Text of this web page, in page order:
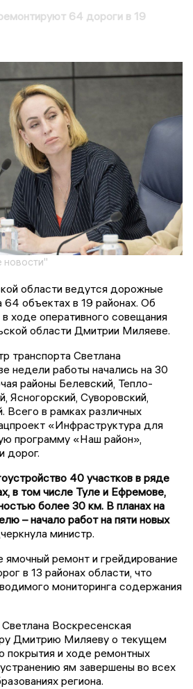
64 дороги в 19
области ведутся дорожные
объектах в 19 районах. Об
ходе оперативного совещания
области Дмитрии Миляеве.
транспорта Светлана
недели работы начались на 30
районы Белевский, Тепло-
Ясногорский, Суворовский,
Всего в рамках различных
«Инфраструктура для
программу «Наш район»,
дорог.
40 участков в ряде
в том числе Туле и Ефремове,
более 30 км. В планах на
– начало работ на пяти новых
министр.
ремонт и грейдирование
в 13 районах области, что
мониторинга содержания
Светлана Воскресенская
Дмитрию Миляеву о текущем
покрытия и ходе ремонтных
ям завершены во всех
региона.